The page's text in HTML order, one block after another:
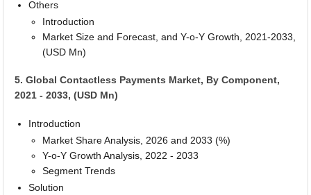
Others
Introduction
Market Size and Forecast, and Y-o-Y Growth, 2021-2033,
(USD Mn)
5. Global Contactless Payments Market, By Component,
2021 - 2033, (USD Mn)
Introduction
Market Share Analysis, 2026 and 2033 (%)
Y-o-Y Growth Analysis, 2022 - 2033
Segment Trends
Solution